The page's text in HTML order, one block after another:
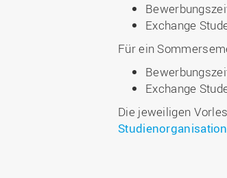
Exchange
Für ein
Exchange
Die jeweiligen
Studienorganisation